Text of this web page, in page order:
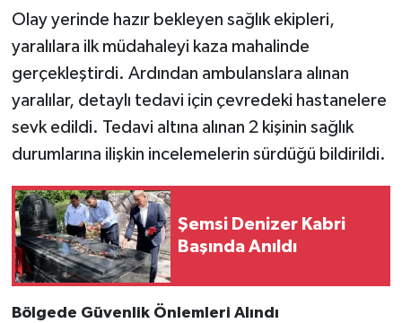
Olay yerinde hazır bekleyen sağlık ekipleri,
yaralılara ilk müdahaleyi kaza mahalinde
gerçekleştirdi. Ardından ambulanslara alınan
yaralılar, detaylı tedavi için çevredeki hastanelere
sevk edildi. Tedavi altına alınan 2 kişinin sağlık
durumlarına ilişkin incelemelerin sürdüğü bildirildi.
Şemsi Denizer Kabri
Başında Anıldı
Bölgede Güvenlik Önlemleri Alındı